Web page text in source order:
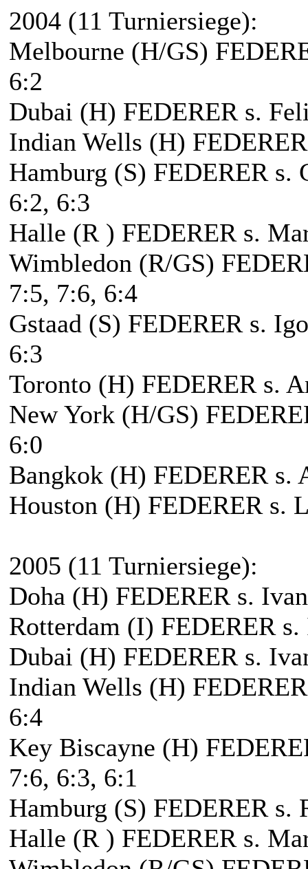
2004 (11 Turniersiege):
Melbourne (H/GS)
6:2
Dubai (H) FEDERER s.
Indian Wells (H)
Hamburg (S) FEDERER
6:2, 6:3
Halle (R ) FEDERER s.
Wimbledon (R/GS)
7:5, 7:6, 6:4
Gstaad (S) FEDERER s.
6:3
Toronto (H) FEDERER s.
New York (H/GS)
6:0
Bangkok (H) FEDERER s.
Houston (H) FEDERER s.
2005 (11 Turniersiege):
Doha (H) FEDERER s.
Rotterdam (I) FEDERER
Dubai (H) FEDERER s.
Indian Wells (H)
6:4
Key Biscayne (H)
7:6, 6:3, 6:1
Hamburg (S) FEDERER s.
Halle (R ) FEDERER s.